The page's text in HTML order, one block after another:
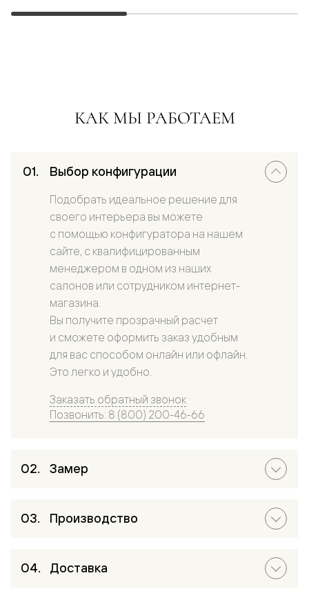
КАК МЫ РАБОТАЕМ
Выбор конфигурации
Подобрать идеальное решение для
своего интерьера вы можете
с помощью конфигуратора на нашем
сайте, с квалифицированным
менеджером в одном из наших
салонов или сотрудником интернет-
магазина.
Вы получите прозрачный расчет
и сможете оформить заказ удобным
для вас способом онлайн или офлайн.
Это легко и удобно.
Заказать обратный звонок
Позвонить: 8 (800) 200-46-66
Замер
Производство
Доставка